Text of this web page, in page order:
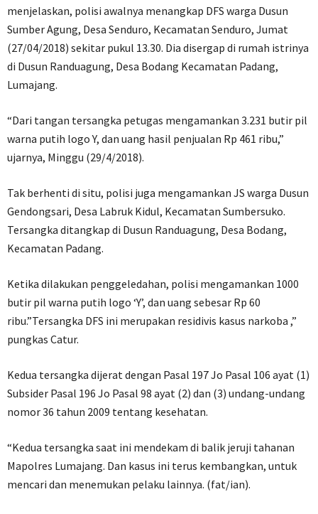
menjelaskan, polisi awalnya menangkap DFS warga Dusun
Sumber Agung, Desa Senduro, Kecamatan Senduro, Jumat
(27/04/2018) sekitar pukul 13.30. Dia disergap di rumah istrinya
di Dusun Randuagung, Desa Bodang Kecamatan Padang,
Lumajang.
“Dari tangan tersangka petugas mengamankan 3.231 butir pil
warna putih logo Y, dan uang hasil penjualan Rp 461 ribu,”
ujarnya, Minggu (29/4/2018).
Tak berhenti di situ, polisi juga mengamankan JS warga Dusun
Gendongsari, Desa Labruk Kidul, Kecamatan Sumbersuko.
Tersangka ditangkap di Dusun Randuagung, Desa Bodang,
Kecamatan Padang.
Ketika dilakukan penggeledahan, polisi mengamankan 1000
butir pil warna putih logo ‘Y’, dan uang sebesar Rp 60
ribu.”Tersangka DFS ini merupakan residivis kasus narkoba ,”
pungkas Catur.
Kedua tersangka dijerat dengan Pasal 197 Jo Pasal 106 ayat (1)
Subsider Pasal 196 Jo Pasal 98 ayat (2) dan (3) undang-undang
nomor 36 tahun 2009 tentang kesehatan.
“Kedua tersangka saat ini mendekam di balik jeruji tahanan
Mapolres Lumajang. Dan kasus ini terus kembangkan, untuk
mencari dan menemukan pelaku lainnya. (fat/ian).